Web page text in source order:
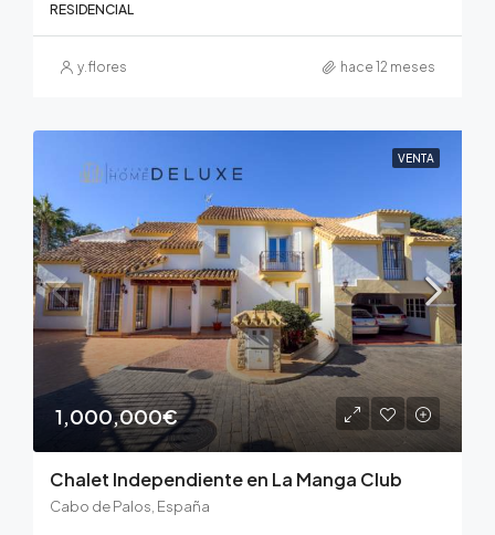
RESIDENCIAL
y.flores hace 12 meses
VENTA
1,000,000€
Chalet Independiente en La Manga Club
Cabo de Palos, España